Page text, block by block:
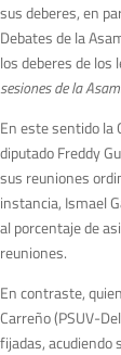
sus deberes, en
Debates de la
los deberes de los
sesiones de la
En este sentido la
diputado Freddy
sus reuniones
instancia, Ismael
al porcentaje de
reuniones.
En contraste,
Carreño (PSUV-
fijadas, acudiendo